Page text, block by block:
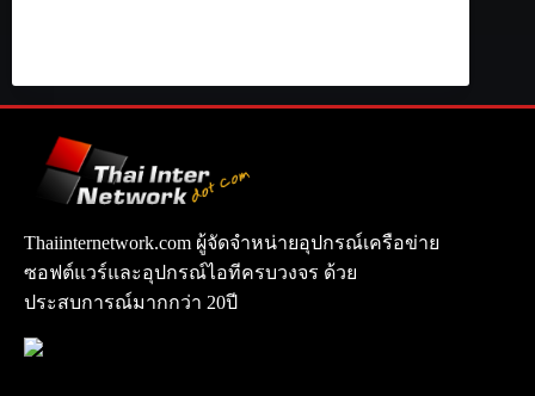
Thaiinternetwork.com ผู้จัดจำหน่ายอุปกรณ์เครือข่าย
ซอฟต์แวร์และอุปกรณ์ไอทีครบวงจร ด้วย
ประสบการณ์มากกว่า 20ปี